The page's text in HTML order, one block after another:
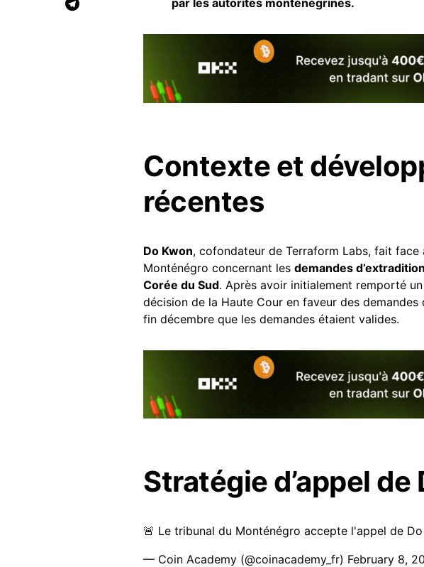
par les autorités monténégrines.
Contexte et
récentes
Do Kwon, cofondateur de Terraform Labs, fait
Monténégro concernant les demandes
Corée du Sud. Après avoir initialement remporté
décision de la Haute Cour en faveur des
fin décembre que les demandes étaient valides.
Stratégie d’appel de
🚨 Le tribunal du Monténégro accepte l'appel de
— Coin Academy (@coinacademy_fr) February 8,